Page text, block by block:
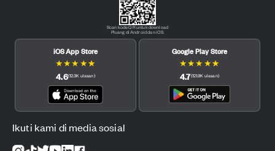
Scan kode QR untuk download
Pluang di Android dan iOS.
iOS App Store
★★★ ★★
4.6(12.3K ulasan)
Google Play Store
★★★ ★★
4.7(121.9K ulasan)
Ikuti kami di media sosial